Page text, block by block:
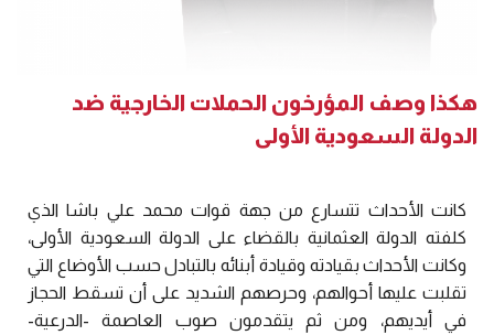
هكذا وصف المؤرخون الحملات الخارجية ضد
الدولة السعودية الأولى
كانت الأحداث تتسارع من جهة قوات محمد علي باشا الذي
كلفته الدولة العثمانية بالقضاء على الدولة السعودية الأولى،
وكانت الأحداث بقيادته وقيادة أبنائه بالتبادل حسب الأوضاع التي
تقلبت عليها أحوالهم، وحرصهم الشديد على أن تسقط الحجاز
في أيديهم، ومن ثم يتقدمون صوب العاصمة -الدرعية-